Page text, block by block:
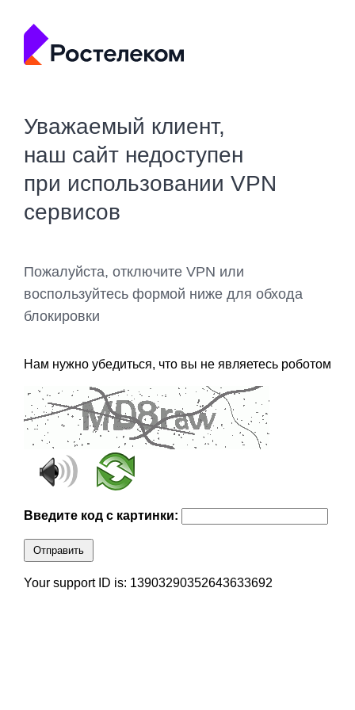
Уважаемый клиент,
наш сайт недоступен
при использовании VPN
сервисов
Пожалуйста, отключите VPN или
воспользуйтесь формой ниже для обхода
блокировки
Нам нужно убедиться, что вы не являетесь роботом
Введите код с картинки:
Отправить
Your support ID is: 13903290352643633692